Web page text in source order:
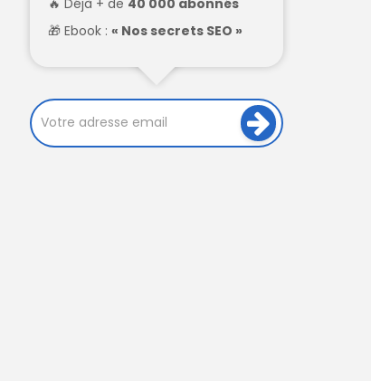
Ebook : « Nos secrets SEO »